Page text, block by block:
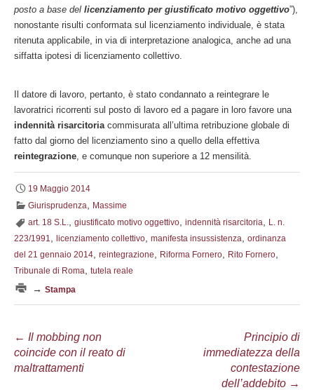
posto a base del licenziamento per giustificato motivo oggettivo”),
nonostante risulti conformata sul licenziamento individuale, è stata
ritenuta applicabile, in via di interpretazione analogica, anche ad una
siffatta ipotesi di licenziamento collettivo.
Il datore di lavoro, pertanto, è stato condannato a reintegrare le
lavoratrici ricorrenti sul posto di lavoro ed a pagare in loro favore una
indennità risarcitoriacommisurata all’ultima retribuzione globale di
fatto dal giorno del licenziamento sino a quello della effettiva
reintegrazione, e comunque non superiore a 12 mensilità.
19 Maggio 2014
Giurisprudenza
Massime
art. 18 S.L. giustificato motivo oggettivo indennità risarcitoria
L. n.
223/1991
licenziamento collettivo manifesta insussistenza ordinanza
del 21 gennaio 2014 reintegrazione Riforma Fornero Rito Fornero
Tribunale di Roma tutela reale
→ Stampa
Navigazione
articolo
← Il mobbing non
coincide con il reato di
maltrattamenti
Principio di
immediatezza della
contestazione
dell’addebito →